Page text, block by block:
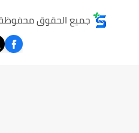
جميع الحقوق محفوظة ©